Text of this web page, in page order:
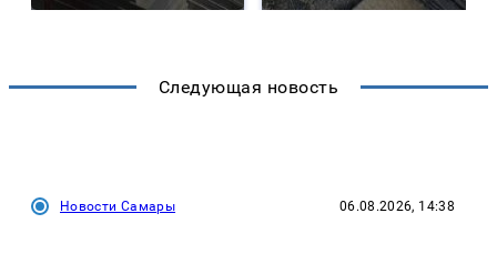
Следующая новость
Новости Самары 06.08.2026, 14:38